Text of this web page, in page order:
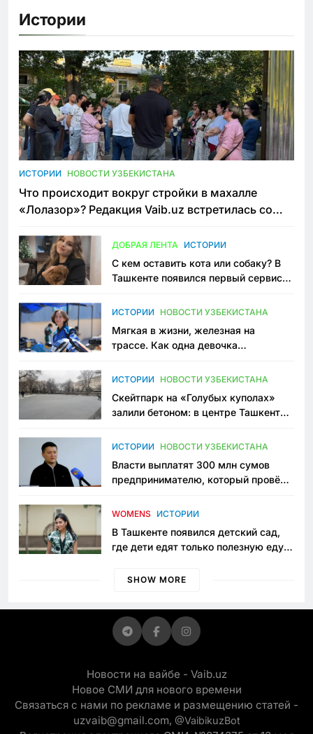
Истории
ИСТОРИИ НОВОСТИ УЗБЕКИСТАНА
Что происходит вокруг стройки в махалле
«Лолазор»? Редакция Vaib.uz встретилась со
ДОБРАЯ ЛЕНТА ИСТОРИИ
С кем оставить кота или собаку? В
Ташкенте появился первый сервис
ИСТОРИИ НОВОСТИ УЗБЕКИСТАНА
Мягкая в жизни, железная на
трассе. Как одна девочка
Узбекистане
ИСТОРИИ НОВОСТИ УЗБЕКИСТАНА
Скейтпарк на «Голубых куполах»
залили бетоном: в центре Ташкента
пространство
ИСТОРИИ НОВОСТИ УЗБЕКИСТАНА
Власти выплатят 300 млн сумов
предпринимателю, который провёл
приговору
WOMENS ИСТОРИИ
В Ташкенте появился детский сад,
где дети едят только полезную еду.
просить «кашу без сахара»
SHOW MORE
Новости на вайбе - Vaib.uz
Новое СМИ для нового времени
Связаться с нами по рекламе и размещению статей -
uzvaib@gmail.com, @VaibikuzBot